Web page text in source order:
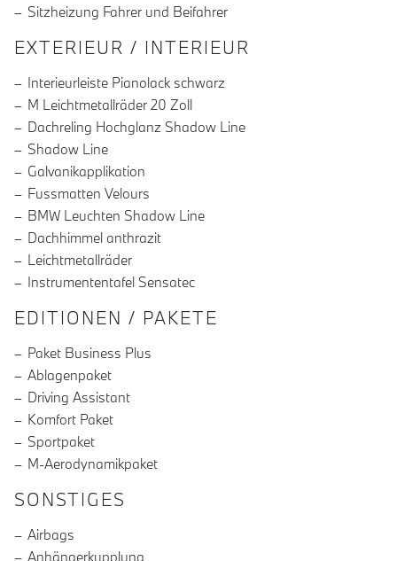
Sitzheizung Fahrer und Beifahrer
EXTERIEUR / INTERIEUR
Interieurleiste Pianolack schwarz
M Leichtmetallräder 20 Zoll
Dachreling Hochglanz Shadow Line
Shadow Line
Galvanikapplikation
Fussmatten Velours
BMW Leuchten Shadow Line
Dachhimmel anthrazit
Leichtmetallräder
Instrumententafel Sensatec
EDITIONEN / PAKETE
Paket Business Plus
Ablagenpaket
Driving Assistant
Komfort Paket
Sportpaket
M-Aerodynamikpaket
SONSTIGES
Airbags
Anhängerkupplung